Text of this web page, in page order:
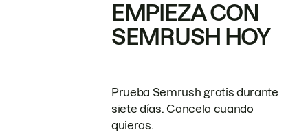
EMPIEZA CON
SEMRUSH HOY
Prueba Semrush gratis durante
siete días. Cancela cuando
quieras.